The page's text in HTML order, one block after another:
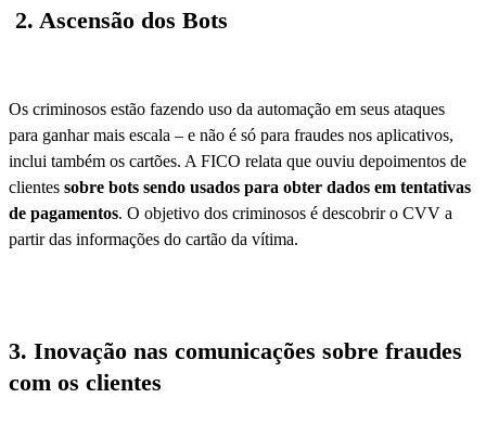
2. Ascensão dos Bots
Os criminosos estão fazendo uso da automação em seus ataques
para ganhar mais escala – e não é só para fraudes nos aplicativos,
inclui também os cartões. A FICO relata que ouviu depoimentos de
clientes sobre bots sendo usados para obter dados em tentativas
de pagamentos. O objetivo dos criminosos é descobrir o CVV a
partir das informações do cartão da vítima.
3. Inovação nas comunicações sobre fraudes
com os clientes